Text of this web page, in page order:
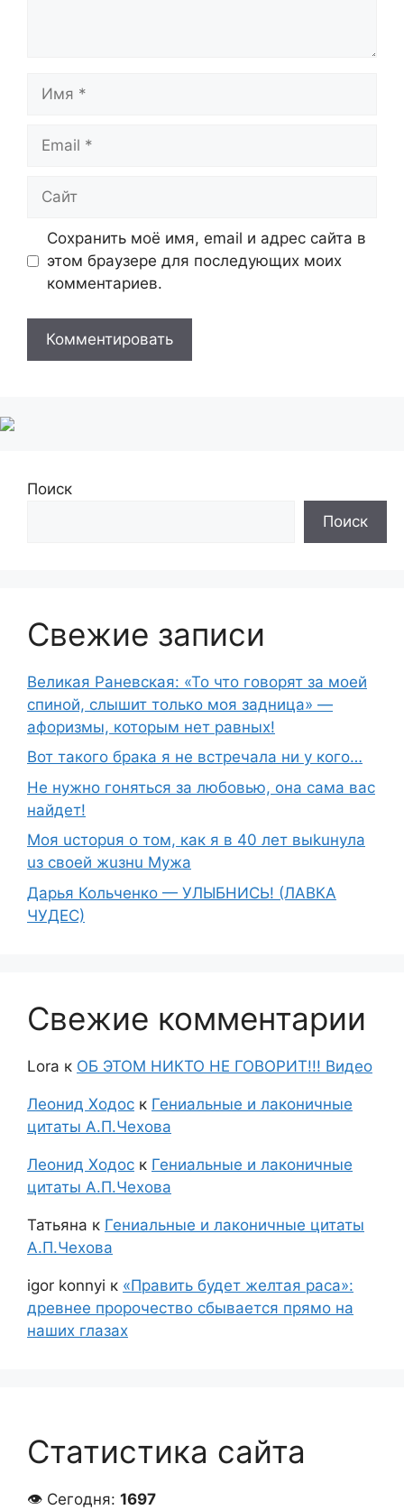
Имя
Email
Сайт
Сохранить моё имя, email и адрес сайта в
этом браузере для последующих моих
комментариев.
Поиск
Поиск
Свежие записи
Великая Раневская: «То что говорят за моей
спиной, слышит только моя задница» —
афоризмы, которым нет равных!
Вот такого брака я не встречала ни у кого…
Не нужно гоняться за любовью, она сама вас
найдет!
Moя ucтopuя о том, как я в 40 лет выkuнyлa
uз свoeй жuзнu Myжа
Дарья Кольченко — УЛЫБНИСЬ! (ЛАВКА
ЧУДЕС)
Свежие комментарии
Lora к ОБ ЭТОМ НИКТО НЕ ГОВОРИТ!!! Видео
Леонид Ходос к Гениальные и лаконичные
цитаты А.П.Чехова
Леонид Ходос к Гениальные и лаконичные
цитаты А.П.Чехова
Татьяна к Гениальные и лаконичные цитаты
А.П.Чехова
igor konnyi к «Править будет желтая раса»:
древнее пророчество сбывается прямо на
наших глазах
Статистика сайта
👁 Сегодня: 1697